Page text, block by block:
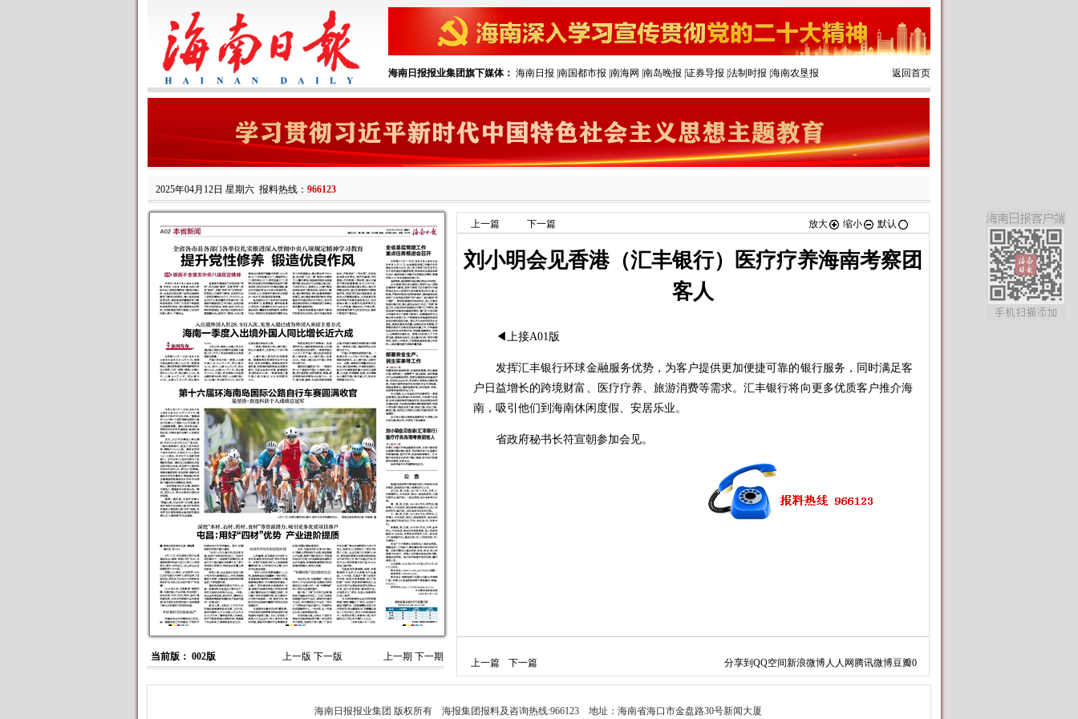
海南日报报业集团旗下媒体： 海南日报 南国都市报 南海网 南岛晚报 证券导报 法制时报 海南农垦报 返回首页
2025年04月12日 星期六 报料热线： 966123
当前版： 002版 上一版 下一版 上一期 下一期
上一篇 下一篇 放大 缩小 默认
刘小明会见香港（汇丰银行）医疗疗养海南考察团
客人
◀上接A01版
发挥汇丰银行环球金融服务优势，为客户提供更加便捷可靠的银行服务，同时满足客
户日益增长的跨境财富、医疗疗养、旅游消费等需求。汇丰银行将向更多优质客户推介海
南，吸引他们到海南休闲度假、安居乐业。
省政府秘书长符宣朝参加会见。
上一篇 下一篇 分享到 QQ空间新浪微博人人网 腾讯微博豆瓣0